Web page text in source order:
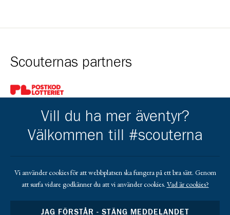
Scouternas partners
Gå till pl_50
Gå till https://www.mera.se/Gå till https://www.lansforsakringar.se/
Gå till https://
Vill du ha mer äventyr?
Välkommen till #scouterna
Vi använder cookies för att webbplatsen ska fungera på ett bra sätt. Genom
att surfa vidare godkänner du att vi använder cookies. Vad är cookies?
JAG FÖRSTÅR - STÄNG MEDDELANDET